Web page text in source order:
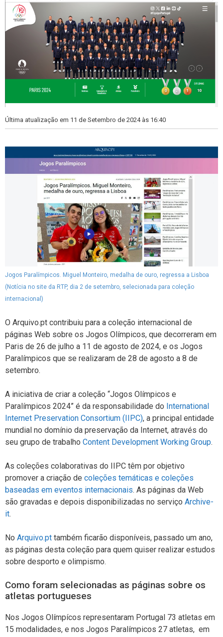
Última atualização em 11 de Setembro de 2024 às 16:40
Jogos Paralímpicos. Miguel Monteiro, medalha de ouro, regressa a Lisboa
(Notícia no site da RTP, dia 2 de setembro, selecionada para coleção
internacional)
O Arquivo.pt contribuiu para a coleção internacional de
páginas Web sobre os Jogos Olímpicos, que decorreram em
Paris de 26 de julho a 11 de agosto de 2024, e os Jogos
Paralímpicos que se realizaram de 28 de agosto a 8 de
setembro.
A iniciativa de criar a coleção “Jogos Olímpicos e
Paralímpicos 2024” é da responsabilidade do International
Internet Preservation Consortium (IIPC), a principal entidade
mundial no domínio da preservação da Internet, através do
seu grupo de trabalho Content Development Working Group.
As coleções colaborativas do IIPC têm por objetivo
promover a criação de coleções temáticas e coleções
baseadas em eventos internacionais. As páginas da Web
são gravadas e depois disponibilizadas no serviço Archive-
it.
No Arquivo.pt também ficarão disponíveis, passado um ano,
as páginas desta coleção para quem quiser realizar estudos
sobre desporto e olimpismo.
Como foram selecionadas as páginas sobre os
atletas portugueses
Nos Jogos Olímpícos representaram Portugal 73 atletas em
15 modalidades, e nos Jogos Paralímpicos 27 atletas, em